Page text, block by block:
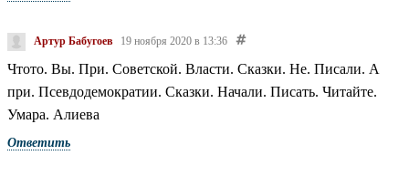
Артур Бабугоев 19 ноября 2020 в 13:36
Чтото. Вы. При. Советской. Власти. Сказки. Не. Писали. А
при. Псевдодемократии. Сказки. Начали. Писать. Читайте.
Умара. Алиева
Ответить